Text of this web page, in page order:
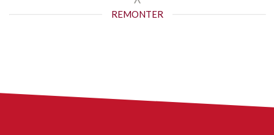
REMONTER